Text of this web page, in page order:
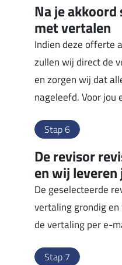
Na je
met vertalen
Indien deze offerte
zullen wij direct de
en zorgen wij dat
nageleefd. Voor jou
Stap 6
De revisor
en wij
De geselecteerde
vertaling grondig
de vertaling per e-
Stap 7